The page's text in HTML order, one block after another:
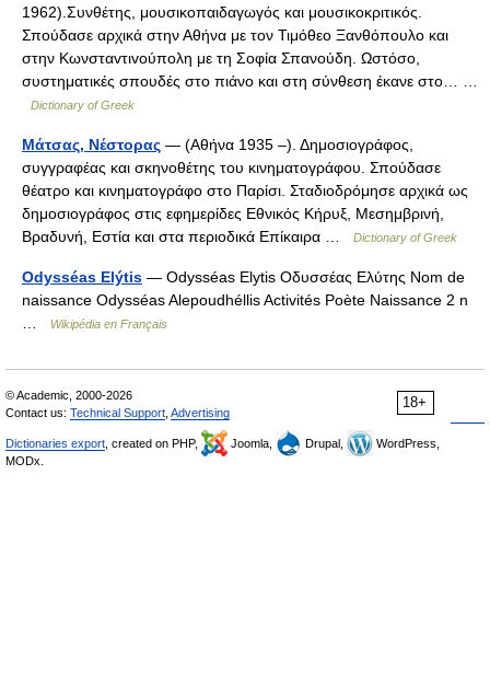
1962).Συνθέτης, μουσικοπαιδαγωγός και μουσικοκριτικός.
Σπούδασε αρχικά στην Αθήνα με τον Τιμόθεο Ξανθόπουλο και
στην Kωνσταvτιvoύπoλη με τη Σοφία Σπανούδη. Ωστόσο,
συστηματικές σπουδές στο πιάνο και στη σύνθεση έκανε στο… …
Dictionary of Greek
Μάτσας, Νέστορας — (Αθήνα 1935 –). Δημοσιογράφος,
συγγραφέας και σκηνοθέτης του κινηματογράφου. Σπούδασε
θέατρο και κινηματογράφο στο Παρίσι. Σταδιοδρόμησε αρχικά ως
δημοσιογράφος στις εφημερίδες Εθνικός Κήρυξ, Μεσημβρινή,
Βραδυνή, Εστία και στα περιοδικά Επίκαιρα …
Dictionary of Greek
Odysséas Elýtis — Odysséas Elytis Οδυσσέας Ελύτης Nom de
naissance Odysséas Alepoudhéllis Activités Poète Naissance 2 n
Wikipédia en Français
18+
© Academic, 2000-2026
Contact us: Technical Support Advertising
Dictionaries export , created on PHP, Joomla, Drupal,
WordPress,
MODx.